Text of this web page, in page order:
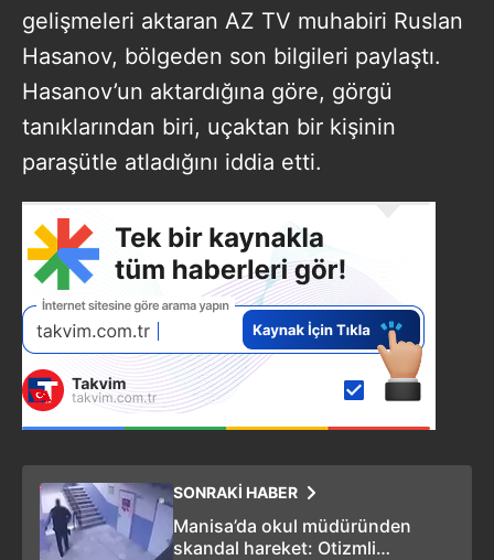
gelişmeleri aktaran AZ TV muhabiri Ruslan
Hasanov, bölgeden son bilgileri paylaştı.
Hasanov’un aktardığına göre, görgü
tanıklarından biri, uçaktan bir kişinin
paraşütle atladığını iddia etti.
SONRAKİ HABER
Manisa’da okul müdüründen
skandal hareket: Otizmli